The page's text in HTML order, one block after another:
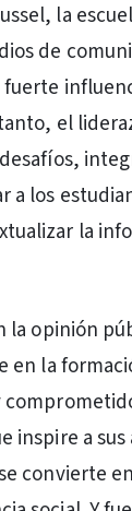
la
de
el
a los
la
la opinión
en la
inspire a sus
convierte